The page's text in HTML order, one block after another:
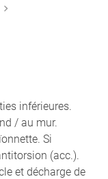
inférieures.
/ au mur.
Si
(acc.).
et décharge de